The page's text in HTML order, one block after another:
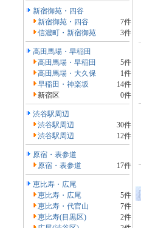
新宿御苑・四谷
新宿御苑・四谷
7件
信濃町・新宿御苑
3件
高田馬場・早稲田
高田馬場・早稲田
5件
高田馬場・大久保
1件
早稲田・神楽坂
14件
新宿区
0件
渋谷駅周辺
渋谷駅周辺
30件
渋谷駅周辺
12件
原宿・表参道
原宿・表参道
17件
恵比寿・広尾
恵比寿・広尾
5件
恵比寿・代官山
7件
恵比寿(目黒区)
2件